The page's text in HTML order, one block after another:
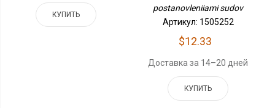
КУПИТЬ
postanovleniiami sudov
Артикул: 1505252
$12.33
Доставка за 14–20 дней
КУПИТЬ